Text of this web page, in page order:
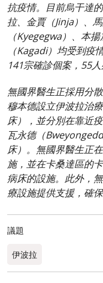
抗疫情。目前烏干達
拉、金賈（Jinja）、
（Kyegegwa）、本
（Kagadi）均受到
141宗確診個案，55人
無國界醫生正採用分
穆本德設立伊波拉治
床），並分別在靠近
瓦永德（
床）。無國界醫生正
施，並在卡桑達區的
病床的設施。此外，
療設施提供支援，確
議題
伊波拉